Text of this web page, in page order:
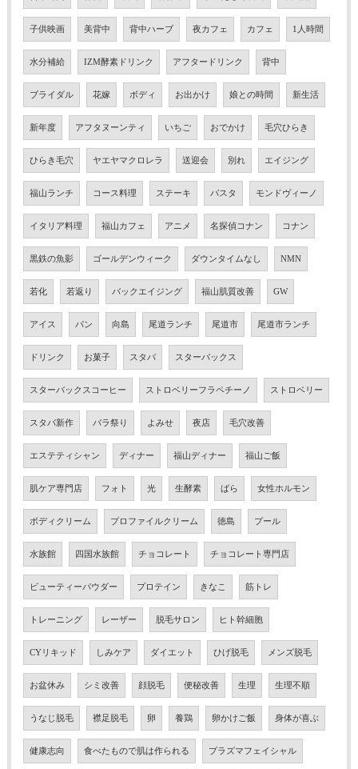
子供映画 美背中 背中ハーブ 夜カフェ カフェ 1人時間
水分補給 IZM酵素ドリンク アフタードリンク 背中
ブライダル 花嫁 ボディ お出かけ 娘との時間 新生活
新年度 アフタヌーンティ いちご おでかけ 毛穴ひらき
ひらき毛穴 ヤエヤマクロレラ 送迎会 別れ エイジング
福山ランチ コース料理 ステーキ パスタ モンドヴィーノ
イタリア料理 福山カフェ アニメ 名探偵コナン コナン
黒鉄の魚影 ゴールデンウィーク ダウンタイムなし NMN
若化 若返り バックエイジング 福山肌質改善 GW
アイス パン 向島 尾道ランチ 尾道市 尾道市ランチ
ドリンク お菓子 スタバ スターバックス
スターバックスコーヒー ストロベリーフラペチーノ ストロベリー
スタバ新作 バラ祭り よみせ 夜店 毛穴改善
エステティシャン ディナー 福山ディナー 福山ご飯
肌ケア専門店 フォト 光 生酵素 ばら 女性ホルモン
ボディクリーム プロファイルクリーム 徳島 プール
水族館 四国水族館 チョコレート チョコレート専門店
ビューティーパウダー プロテイン きなこ 筋トレ
トレーニング レーザー 脱毛サロン ヒト幹細胞
CYリキッド しみケア ダイエット ひげ脱毛 メンズ脱毛
お盆休み シミ改善 顔脱毛 便秘改善 生理 生理不順
うなじ脱毛 襟足脱毛 卵 養鶏 卵かけご飯 身体が喜ぶ
健康志向 食べたもので肌は作られる プラズマフェイシャル